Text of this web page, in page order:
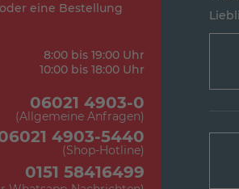
eine Bestellung
8:00 bis 19:00 Uhr
10:00 bis 18:00 Uhr
06021 4903-0
(Allgemeine Anfragen)
4903-5440
(Shop-Hotline)
0151 58416499